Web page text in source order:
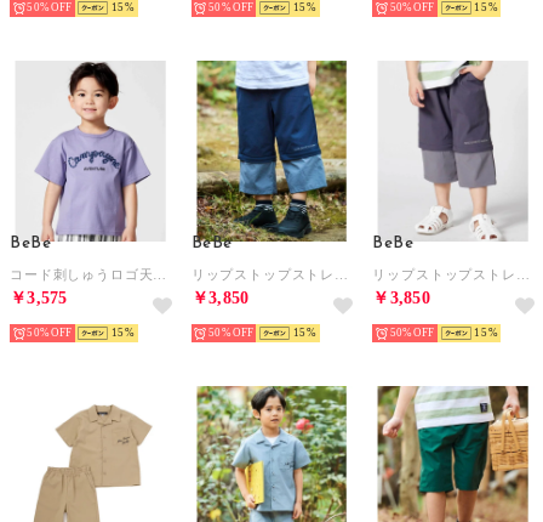
50% 15 50% 15 50% 15
BeBe
￥3,575
50% 15
BeBe
￥3,850
50% 15
BeBe
￥3,850
50% 15